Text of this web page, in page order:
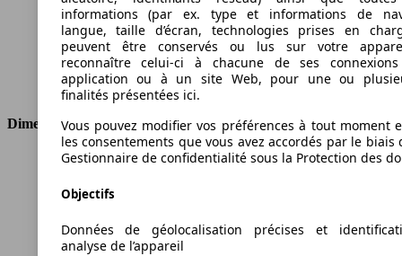
Cylindrée
1597 ccm
Carburant
Diesel
Cylindres
4
Transmission
Boîte manuelle
Type de traction
Traction avant
Dimensions
Longueur
4575 mm
Largeur
Empattement
2630 mm
Poids maximum
2100 kg
informations (par ex. type et informations de
langue, taille d’écran, technologies prises en
peuvent être conservés ou lus sur votre
reconnaître celui-ci à chacune de ses
application ou à un site Web, pour une ou
finalités présentées ici.
Vous pouvez modifier vos préférences à tout moment
les consentements que vous avez accordés par le biais
Gestionnaire de confidentialité sous la Protection des
Objectifs
Données de géolocalisation précises et
analyse de l’appareil